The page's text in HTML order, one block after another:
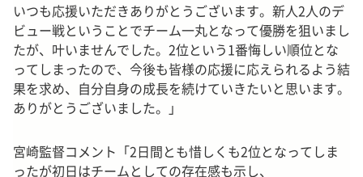
いつも応援いただきありがとうございます。新人2人のデ
ビュー戦ということでチーム一丸となって優勝を狙いまし
たが、叶いませんでした。2位という1番悔しい順位とな
ってしまったので、今後も皆様の応援に応えられるよう結
果を求め、自分自身の成長を続けていきたいと思います。
ありがとうございました。」
宮崎監督コメント「2日間とも惜しくも2位となってしま
ったが初日はチームとしての存在感も示し、